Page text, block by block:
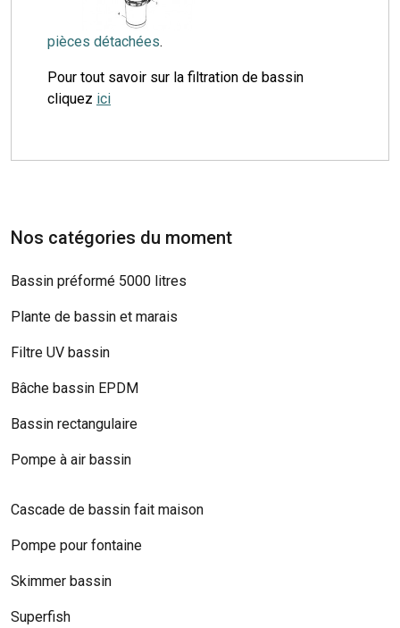
pièces détachées.
Pour tout savoir sur la filtration de bassin
cliquez ici
Nos catégories du moment
Bassin préformé 5000 litres
Plante de bassin et marais
Filtre UV bassin
Bâche bassin EPDM
Bassin rectangulaire
Pompe à air bassin
Cascade de bassin fait maison
Pompe pour fontaine
Skimmer bassin
Superfish